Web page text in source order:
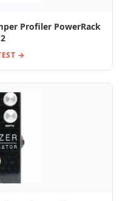
Profiler PowerRack
→